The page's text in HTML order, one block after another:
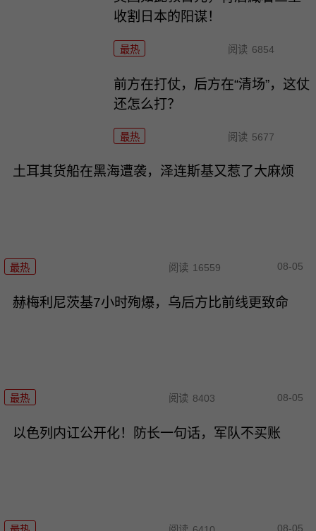
收割日本的阳谋！
最热 阅读 6854
前方在打仗，后方在“清场”，这仗
还怎么打？
最热 阅读 5677
土耳其货船在黑海遭袭，泽连斯基又惹了大麻烦
最热 阅读 16559 08-05
赫梅利尼茨基7小时殉爆，乌后方比前线更致命
最热 阅读 8403 08-05
以色列内讧公开化！防长一句话，军队不买账
08-05